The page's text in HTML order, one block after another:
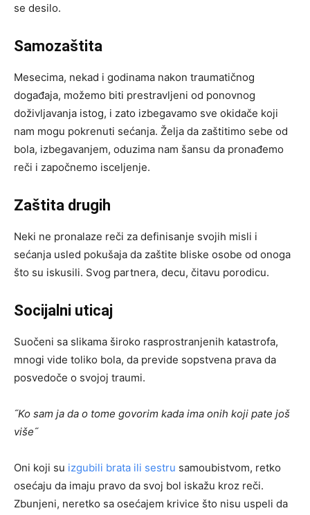
se desilo.
Samozaštita
Mesecima, nekad i godinama nakon traumatičnog
događaja, možemo biti prestravljeni od ponovnog
doživljavanja istog, i zato izbegavamo sve okidače koji
nam mogu pokrenuti sećanja. Želja da zaštitimo sebe od
bola, izbegavanjem, oduzima nam šansu da pronađemo
reči i započnemo isceljenje.
Zaštita drugih
Neki ne pronalaze reči za definisanje svojih misli i
sećanja usled pokušaja da zaštite bliske osobe od onoga
što su iskusili. Svog partnera, decu, čitavu porodicu.
Socijalni uticaj
Suočeni sa slikama široko rasprostranjenih katastrofa,
mnogi vide toliko bola, da previde sopstvena prava da
posvedoče o svojoj traumi.
˝Ko sam ja da o tome govorim kada ima onih koji pate još
više˝
Oni koji su izgubili brata ili sestru samoubistvom, retko
osećaju da imaju pravo da svoj bol iskažu kroz reči.
Zbunjeni, neretko sa osećajem krivice što nisu uspeli da